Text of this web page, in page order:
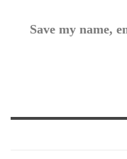
Save my name,